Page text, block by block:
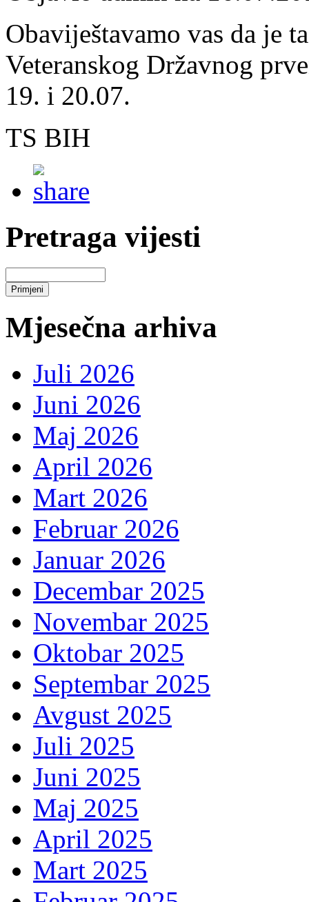
Obaviještavamo vas da je
Veteranskog Državnog
19. i 20.07.
TS BIH
Pretraga vijesti
Mjesečna arhiva
Juli 2026
Juni 2026
Maj 2026
April 2026
Mart 2026
Februar 2026
Januar 2026
Decembar 2025
Novembar 2025
Oktobar 2025
Septembar 2025
Avgust 2025
Juli 2025
Juni 2025
Maj 2025
April 2025
Mart 2025